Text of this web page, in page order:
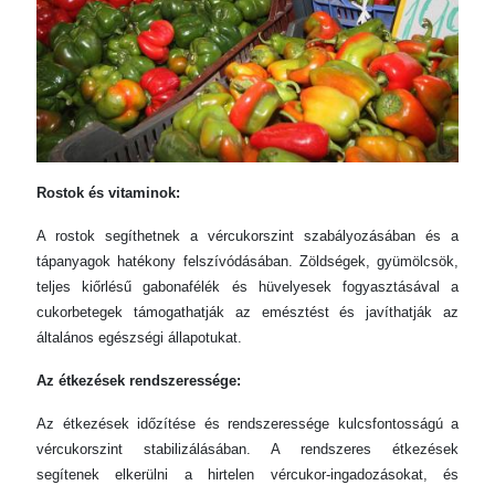
Rostok és vitaminok:
A rostok segíthetnek a vércukorszint szabályozásában és a
tápanyagok hatékony felszívódásában. Zöldségek, gyümölcsök,
teljes kiőrlésű gabonafélék és hüvelyesek fogyasztásával a
cukorbetegek támogathatják az emésztést és javíthatják az
általános egészségi állapotukat.
Az étkezések rendszeressége:
Az étkezések időzítése és rendszeressége kulcsfontosságú a
vércukorszint stabilizálásában. A rendszeres étkezések
segítenek elkerülni a hirtelen vércukor-ingadozásokat, és